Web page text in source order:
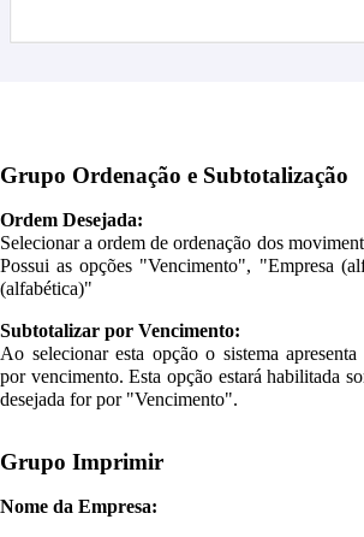
Grupo Ordenação e Subtotalização
Ordem Desejada:
Selecionar a ordem de ordenação dos
Possui as opções "Vencimento", "Empresa
(alfabética)"
Subtotalizar por Vencimento:
Ao selecionar esta opção o sistema
por vencimento. Esta opção estará habilitada
desejada for por "Vencimento".
Grupo Imprimir
Nome da Empresa: